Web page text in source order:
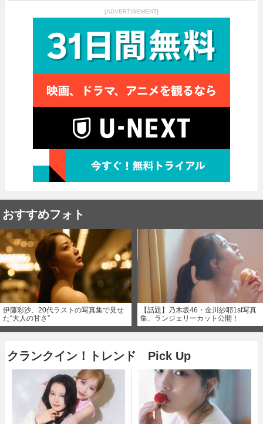
[ADVERTISEMENT]
おすすめフォト
伊藤彩沙、20代ラストの写真集で見せ
た“大人の甘さ”
【話題】乃木坂46・金川紗耶1st写真
集、ランジェリーカット公開！
クランクイン！トレンド Pick Up